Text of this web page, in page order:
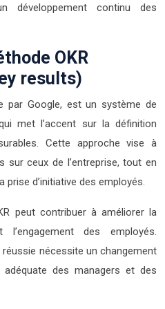
continu des
OKR
results)
par Google, est un système de
met l’accent sur la définition
Cette approche vise à
sur ceux de l’entreprise, tout en
prise d’initiative des employés.
peut contribuer à améliorer la
l’engagement des employés.
nécessite un changement
des managers et des